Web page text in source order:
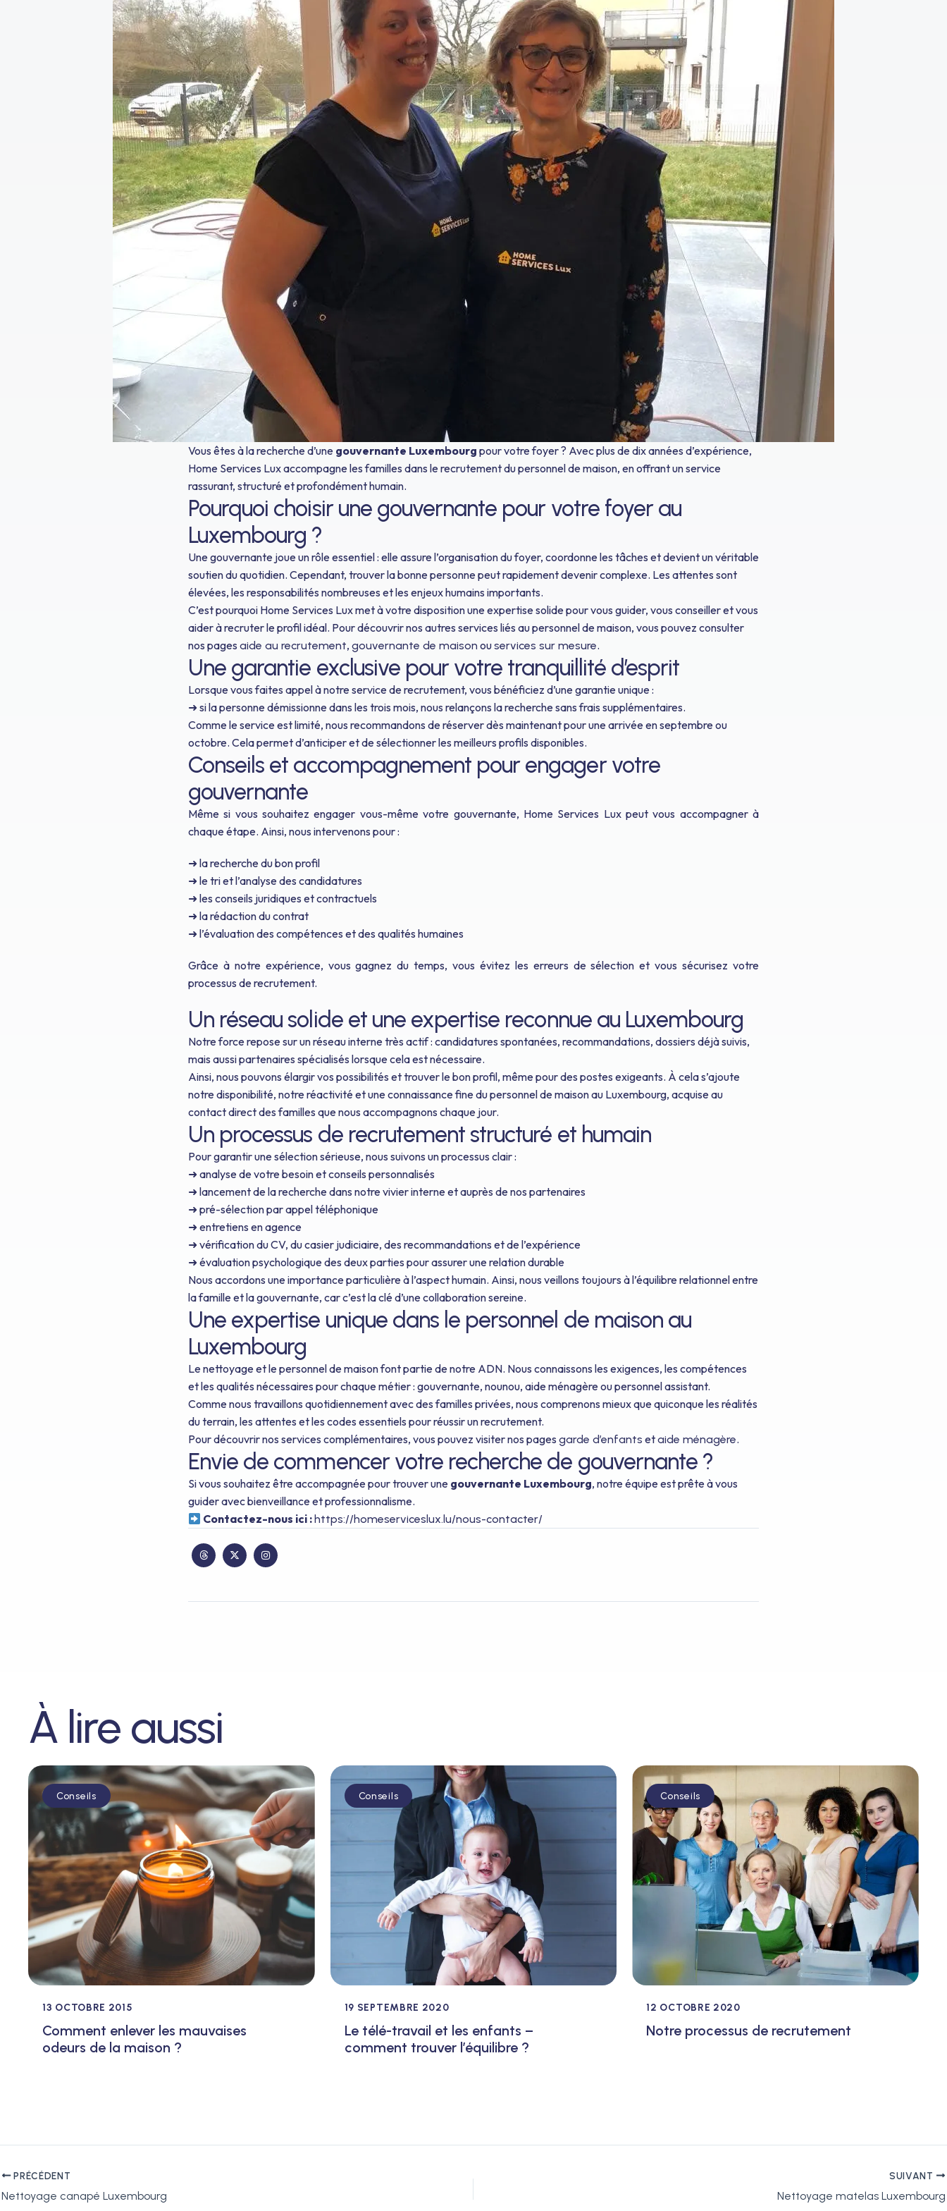
Vous êtes à la recherche d’une gouvernante Luxembourg pour votre foyer ? Avec plus de dix années d’expérience,
Home Services Lux accompagne les familles dans le recrutement du personnel de maison, en offrant un service
rassurant, structuré et profondément humain.
Pourquoi choisir une gouvernante pour votre foyer au
Luxembourg ?
Une gouvernante joue un rôle essentiel : elle assure l’organisation du foyer, coordonne les tâches et devient un véritable
soutien du quotidien. Cependant, trouver la bonne personne peut rapidement devenir complexe. Les attentes sont
élevées, les responsabilités nombreuses et les enjeux humains importants.
C’est pourquoi Home Services Lux met à votre disposition une expertise solide pour vous guider, vous conseiller et vous
aider à recruter le profil idéal. Pour découvrir nos autres services liés au personnel de maison, vous pouvez consulter
nos pages aide au recrutement, gouvernante de maison ouservices sur mesure.
Une garantie exclusive pour votre tranquillité d’esprit
Lorsque vous faites appel à notre service de recrutement, vous bénéficiez d’une garantie unique :
➜ si la personne démissionne dans les trois mois, nous relançons la recherche sans frais supplémentaires.
Comme le service est limité, nous recommandons de réserver dès maintenant pour une arrivée en septembre ou
octobre. Cela permet d’anticiper et de sélectionner les meilleurs profils disponibles.
Conseils et accompagnement pour engager votre
gouvernante
Même si vous souhaitez engager vous-même votre gouvernante, Home Services Lux peut vous accompagner à
chaque étape. Ainsi, nous intervenons pour :
➜ la recherche du bon profil
➜ le tri et l’analyse des candidatures
➜ les conseils juridiques et contractuels
➜ la rédaction du contrat
➜ l’évaluation des compétences et des qualités humaines
Grâce à notre expérience, vous gagnez du temps, vous évitez les erreurs de sélection et vous sécurisez votre
processus de recrutement.
Un réseau solide et une expertise reconnue au Luxembourg
Notre force repose sur un réseau interne très actif : candidatures spontanées, recommandations, dossiers déjà suivis,
mais aussi partenaires spécialisés lorsque cela est nécessaire.
Ainsi, nous pouvons élargir vos possibilités et trouver le bon profil, même pour des postes exigeants. À cela s’ajoute
notre disponibilité, notre réactivité et une connaissance fine du personnel de maison au Luxembourg, acquise au
contact direct des familles que nous accompagnons chaque jour.
Un processus de recrutement structuré et humain
Pour garantir une sélection sérieuse, nous suivons un processus clair :
➜ analyse de votre besoin et conseils personnalisés
➜ lancement de la recherche dans notre vivier interne et auprès de nos partenaires
➜ pré-sélection par appel téléphonique
➜ entretiens en agence
➜ vérification du CV, du casier judiciaire, des recommandations et de l’expérience
➜ évaluation psychologique des deux parties pour assurer une relation durable
Nous accordons une importance particulière à l’aspect humain. Ainsi, nous veillons toujours à l’équilibre relationnel entre
la famille et la gouvernante, car c’est la clé d’une collaboration sereine.
Une expertise unique dans le personnel de maison au
Luxembourg
Le nettoyage et le personnel de maison font partie de notre ADN. Nous connaissons les exigences, les compétences
et les qualités nécessaires pour chaque métier : gouvernante, nounou, aide ménagère ou personnel assistant.
Comme nous travaillons quotidiennement avec des familles privées, nous comprenons mieux que quiconque les réalités
du terrain, les attentes et les codes essentiels pour réussir un recrutement.
Pour découvrir nos services complémentaires, vous pouvez visiter nos pages garde d’enfants etaide ménagère.
Envie de commencer votre recherche de gouvernante ?
Si vous souhaitez être accompagnée pour trouver une gouvernante Luxembourg, notre équipe est prête à vous
guider avec bienveillance et professionnalisme.
Contactez-nous ici :https://homeserviceslux.lu/nous-contacter/
À lire aussi
Conseils
13 OCTOBRE 2015
Comment enlever les mauvaises
odeurs de la maison ?
Conseils
19 SEPTEMBRE 2020
Le télé-travail et les enfants –
comment trouver l’équilibre ?
Conseils
12 OCTOBRE 2020
Notre processus de recrutement
PRÉCÉDENT
Nettoyage canapé Luxembourg
SUIVANT
Nettoyage matelas Luxembourg